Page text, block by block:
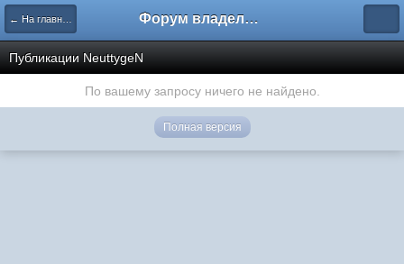
← На главную Форум владельцев интернет-магазинов
Публикации NeuttygeN
По вашему запросу ничего не найдено.
Полная версия